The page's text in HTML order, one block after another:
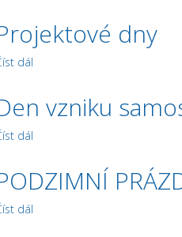
dny
dál
vzniku
dál
dál